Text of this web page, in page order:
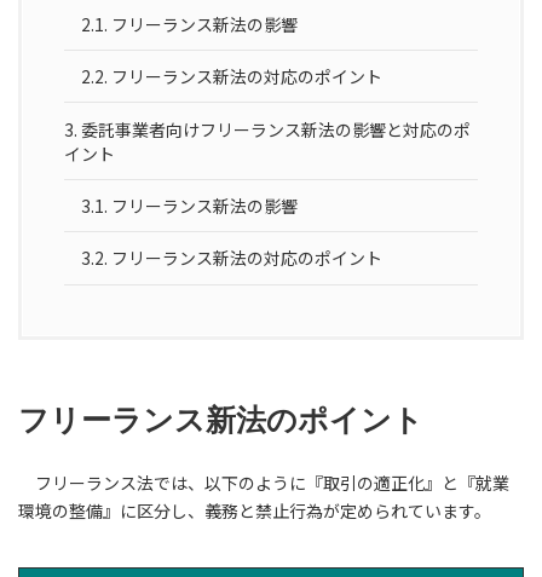
2.1. フリーランス新法の影響
2.2. フリーランス新法の対応のポイント
3. 委託事業者向けフリーランス新法の影響と対応のポ
イント
3.1. フリーランス新法の影響
3.2. フリーランス新法の対応のポイント
フリーランス新法のポイント
フリーランス法では、以下のように『取引の適正化』と『就業
環境の整備』に区分し、義務と禁止行為が定められています。